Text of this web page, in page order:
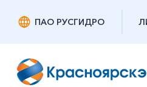
ПАО РУСГИДРО